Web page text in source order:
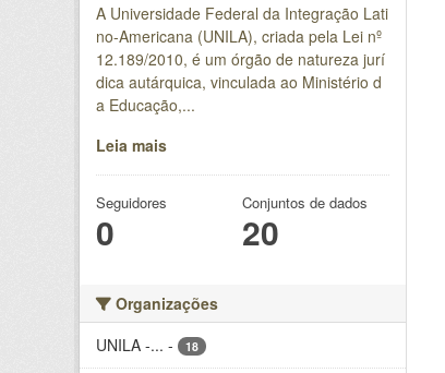
A Universidade Federal da Integração Lati
no-Americana (UNILA), criada pela Lei nº
12.189/2010, é um órgão de natureza jurí
dica autárquica, vinculada ao Ministério d
a Educação,...
Leia mais
Seguidores
0
Conjuntos de dados
20
Organizações
UNILA -... - 18